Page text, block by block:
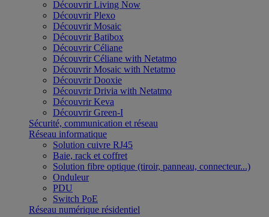
Découvrir Living Now
Découvrir Plexo
Découvrir Mosaic
Découvrir Batibox
Découvrir Céliane
Découvrir Céliane with Netatmo
Découvrir Mosaic with Netatmo
Découvrir Dooxie
Découvrir Drivia with Netatmo
Découvrir Keva
Découvrir Green-I
Sécurité, communication et réseau
Réseau informatique
Solution cuivre RJ45
Baie, rack et coffret
Solution fibre optique (tiroir, panneau, connecteur...)
Onduleur
PDU
Switch PoE
Réseau numérique résidentiel